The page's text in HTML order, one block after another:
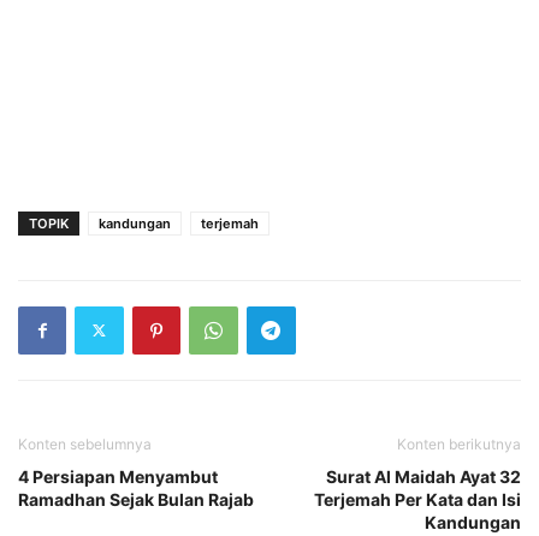
TOPIK kandungan terjemah
Konten sebelumnya
4 Persiapan Menyambut
Ramadhan Sejak Bulan Rajab
Konten berikutnya
Surat Al Maidah Ayat 32
Terjemah Per Kata dan Isi
Kandungan